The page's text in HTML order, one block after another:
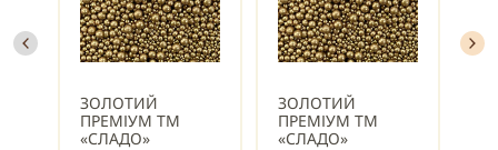
ЗОЛОТИЙ
ПРЕМІУМ ТМ
«СЛАДО»
ЗОЛОТИЙ
ПРЕМІУМ ТМ
«СЛАДО»